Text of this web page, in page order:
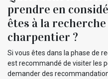
prendre en
êtes à la
charpentier ?
Si vous êtes dans la phase de
est recommandé de visiter les
demander des